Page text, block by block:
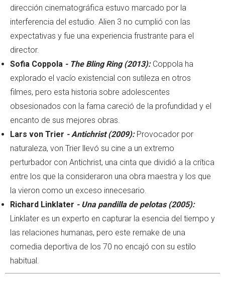
dirección cinematográfica estuvo marcado por la
interferencia del estudio. Alien 3 no cumplió con las
expectativas y fue una experiencia frustrante para el
director.
Sofia Coppola - The Bling Ring (2013): Coppola ha
explorado el vacío existencial con sutileza en otros
filmes, pero esta historia sobre adolescentes
obsesionados con la fama careció de la profundidad y el
encanto de sus mejores obras.
Lars von Trier - Antichrist (2009): Provocador por
naturaleza, von Trier llevó su cine a un extremo
perturbador con Antichrist, una cinta que dividió a la crítica
entre los que la consideraron una obra maestra y los que
la vieron como un exceso innecesario.
Richard Linklater - Una pandilla de pelotas (2005):
Linklater es un experto en capturar la esencia del tiempo y
las relaciones humanas, pero este remake de una
comedia deportiva de los 70 no encajó con su estilo
habitual.